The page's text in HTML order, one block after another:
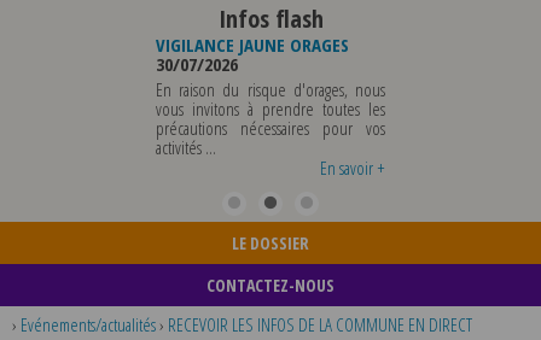
Infos flash
VIGILANCE JAUNE ORAGES
30/07/2026
En raison du risque d'orages, nous
vous invitons à prendre toutes les
précautions nécessaires pour vos
activités ...
En savoir +
LE DOSSIER
CONTACTEZ-NOUS
› Evénements/actualités› RECEVOIR LES INFOS DE LA COMMUNE EN DIRECT